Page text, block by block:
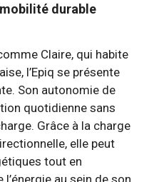
durable
Claire, qui habite
l’Epiq se présente
Son autonomie de
quotidienne sans
Grâce à la charge
elle peut
tout en
au sein de son